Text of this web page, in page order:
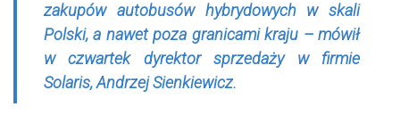
zakupów autobusów hybrydowych w skali
Polski, a nawet poza granicami kraju – mówił
w czwartek dyrektor sprzedaży w firmie
Solaris, Andrzej Sienkiewicz.